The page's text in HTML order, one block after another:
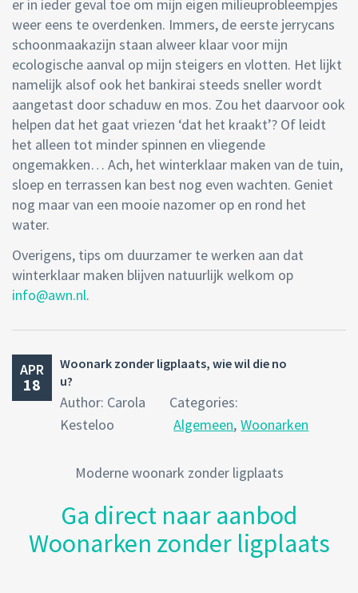
er in ieder geval toe om mijn eigen milieuprobleempjes
weer eens te overdenken. Immers, de eerste jerrycans
schoonmaakazijn staan alweer klaar voor mijn
ecologische aanval op mijn steigers en vlotten. Het lijkt
namelijk alsof ook het bankirai steeds sneller wordt
aangetast door schaduw en mos. Zou het daarvoor ook
helpen dat het gaat vriezen ‘dat het kraakt’? Of leidt
het alleen tot minder spinnen en vliegende
ongemakken… Ach, het winterklaar maken van de tuin,
sloep en terrassen kan best nog even wachten. Geniet
nog maar van een mooie nazomer op en rond het
water.
Overigens, tips om duurzamer te werken aan dat
winterklaar maken blijven natuurlijk welkom op
info@awn.nl.
APR
18
Woonark zonder ligplaats, wie wil die no
u?
Author: Carola
Kesteloo
Categories:
Algemeen, Woonarken
Moderne woonark zonder ligplaats
Ga direct naar aanbod
Woonarken zonder ligplaats